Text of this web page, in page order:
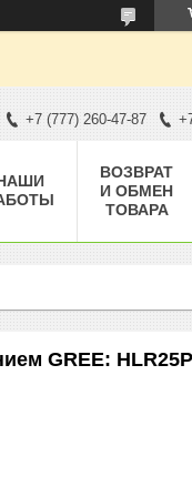
+7 (777) 260-47-87
ВОЗВРАТ
И ОБМЕН
ТОВАРА
GREE: